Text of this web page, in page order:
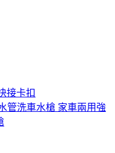
接卡扣
管洗車水槍 家車兩用強